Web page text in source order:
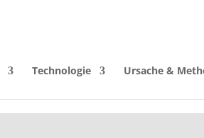
Technologie Ursache &